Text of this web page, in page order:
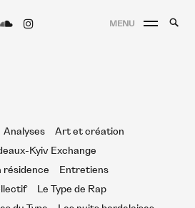
MENU
Analyses
Art et création
Kyiv Exchange
résidence
Entretiens
Le Type de Rap